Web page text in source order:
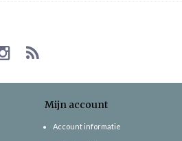
Mijn account
Account informatie